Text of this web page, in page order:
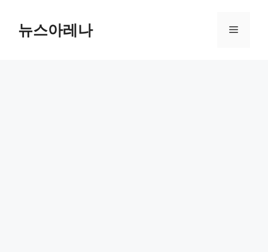
content뉴스아레나 Menu